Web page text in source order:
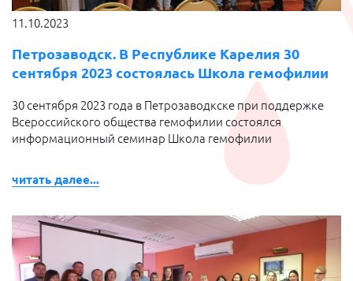
11.10.2023
Петрозаводск. В Республике Карелия 30
сентября 2023 состоялась Школа гемофилии
30 сентября 2023 года в Петрозаводкске при поддержке
Всероссийского общества гемофилии состоялся
информационный семинар Школа гемофилии
читать далее...